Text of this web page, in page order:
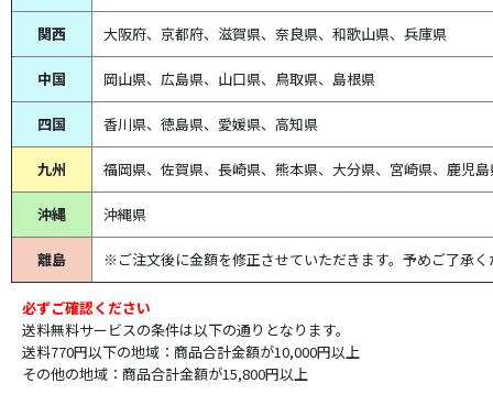
農機用オイル 他
補修用塗料
コンバイン補修品
スパークプラグ
刈払機パーツ
刈払機
関西 大阪府、京都府、滋賀県、奈良県、和歌山県、兵庫県
中国 岡山県、広島県、山口県、鳥取県、島根県
四国 香川県、徳島県、愛媛県、高知県
九州 福岡県、佐賀県、長崎県、熊本県、大分県、宮崎県、鹿児
沖縄 沖縄県
離島 ※ご注文後に金額を修正させていただきます。予めご了承く
必ずご確認ください
送料無料サービスの条件は以下の通りとなります。
送料770円以下の地域：商品合計金額が10,000円以上
その他の地域：商品合計金額が15,800円以上